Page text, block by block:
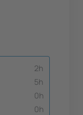
2h
5h
0h
0h